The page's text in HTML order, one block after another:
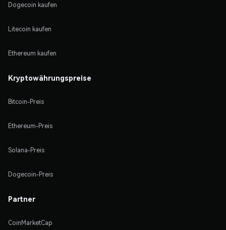
Dogecoin kaufen
Litecoin kaufen
Ethereum kaufen
Kryptowährungspreise
Bitcoin-Preis
Ethereum-Preis
Solana-Preis
Dogecoin-Preis
Partner
CoinMarketCap